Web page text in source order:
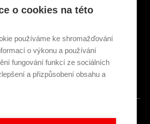
Články a novinky
GDPR & Cookies
Ekologická recyklace
Projekty EU
Intranet - Přihlášení
Přihlášení
© 2026
o cookies na této
používáme ke shromažďování
o výkonu a používání
fungování funkcí ze sociálních
a přizpůsobení obsahu a